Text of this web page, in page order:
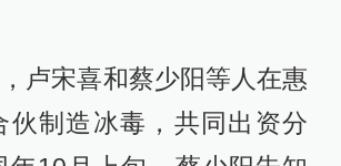
卢宋喜和蔡少阳等人在惠
伙制造冰毒，共同出资分